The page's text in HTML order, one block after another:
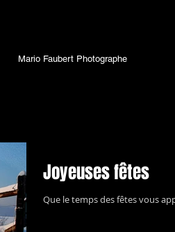
Mario Faubert Photographe
Joyeuses fêtes
Que le temps des fêtes vous